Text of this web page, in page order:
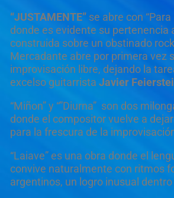
“JUSTAMENTE”se abre con “Para
donde es evidente su pertenencia
construida sobre un obstinado
Mercadante abre por primera vez
improvisación libre, dejando la
excelso guitarrista Javier
“Miñon” y “”Diurna” son dos
donde el compositor vuelve a
para la frescura de la
“Laiave” es una obra donde el
convive naturalmente con ritmos
argentinos, un logro inusual